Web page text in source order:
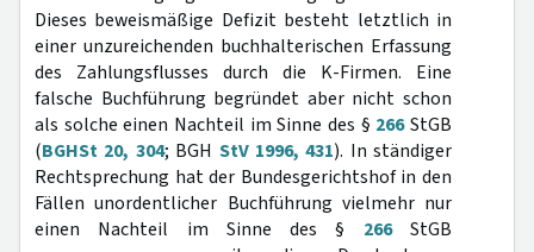
Dieses beweismäßige Defizit besteht letztlich in
einer unzureichenden buchhalterischen Erfassung
des Zahlungsflusses durch die K-Firmen. Eine
falsche Buchführung begründet aber nicht schon
als solche einen Nachteil im Sinne des § 266StGB
(BGHSt 20, 304; BGH StV 1996, 431). In ständiger
Rechtsprechung hat der Bundesgerichtshof in den
Fällen unordentlicher Buchführung vielmehr nur
einen Nachteil im Sinne des § 266StGB